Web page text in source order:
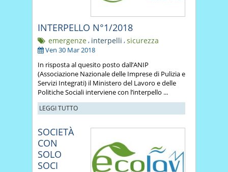
INTERPELLO N°1/2018
emergenze, interpelli ,sicurezza
Ven 30 Mar 2018
In risposta al quesito posto dall’ANIP
(Associazione Nazionale delle Imprese di Pulizia e
Servizi Integrati) il Ministero del Lavoro e delle
Politiche Sociali interviene con l’interpello ...
LEGGI TUTTO
SOCIETÀ
CON
SOLO
SOCI